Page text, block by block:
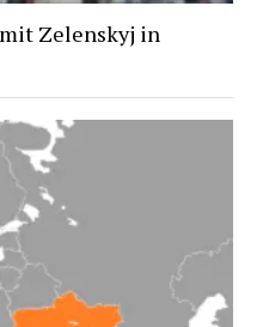
Zelenskyj in